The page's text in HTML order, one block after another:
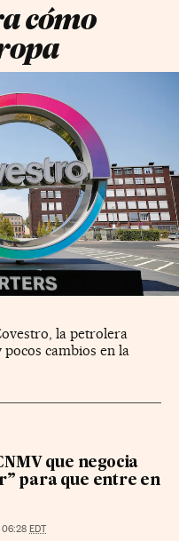
cómo
la petrolera
cambios en la
que negocia
para que entre en
06:28 EDT